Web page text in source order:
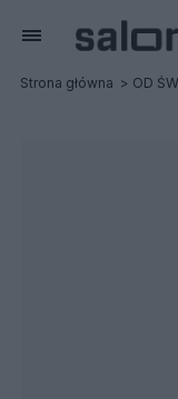
Strona główna OD